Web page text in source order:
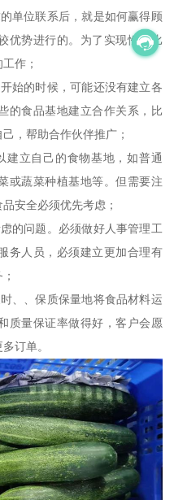
单位联系后，就是如何赢得顾
优势进行的。为了实现性价比
作；
始的时候，可能还没有建立各
的食品基地建立合作关系，比
，帮助合作伙伴推广；
建立自己的食物基地，如普通
或蔬菜种植基地等。但需要注
安全必须优先考虑；
的问题。必须做好人事管理工
务人员，必须建立更加合理有
、、保质保量地将食品材料运
质量保证率做得好，客户会愿
订单。